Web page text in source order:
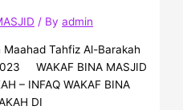
/ Byadmin
Tahfiz Al-Barakah
WAKAF BINA MASJID
– INFAQ WAKAF BINA
DI